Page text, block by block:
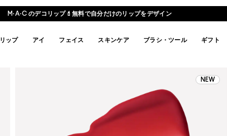
M·A·C のデコリップ💄無料で自分だけのリップをデザイン
リップ アイ フェイス スキンケア ブラシ・ツール ギフト
NEW